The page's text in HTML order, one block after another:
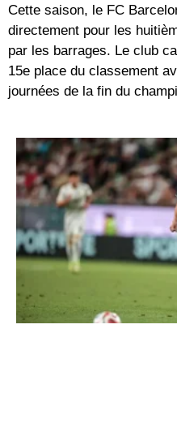
Cette saison, le FC
directement pour les
par les barrages. Le club
15e place du classement
journées de la fin du